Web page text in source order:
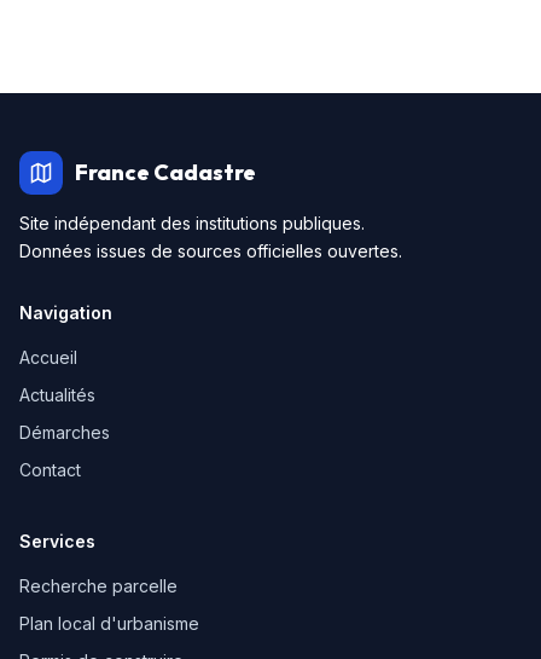
France Cadastre
Site indépendant des institutions publiques.
Données issues de sources officielles ouvertes.
Navigation
Accueil
Actualités
Démarches
Contact
Services
Recherche parcelle
Plan local d'urbanisme